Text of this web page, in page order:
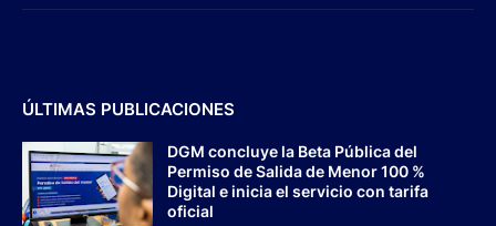
ÚLTIMAS PUBLICACIONES
DGM concluye la Beta Pública del
Permiso de Salida de Menor 100 %
Digital e inicia el servicio con tarifa
oficial